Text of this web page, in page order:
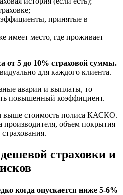
принятые в
имеет место, где проживает
от 5 до 10% страховой суммы.
для каждого клиента.
аварии и выплаты, то
повышенный коэффициент.
выше стоимость полиса КАСКО.
производителя, объем покрытия
страховки и
когда опускается ниже 5-6%